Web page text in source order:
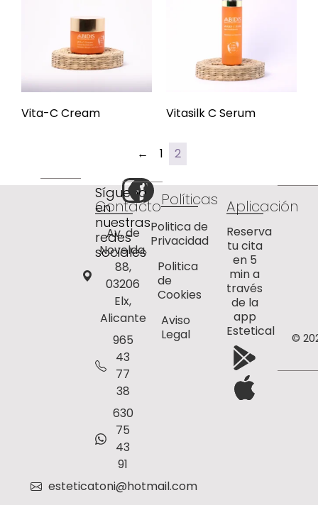
Vita-C Cream Vitasilk C Serum
← 1 2
Síguenos
en
nuestras
redes
sociales
Contacto
Av. de
Novelda,
88,
03206
Elx,
Alicante
965
43
77
38
630
75
43
91
esteticatoni@hotmail.com
Políticas
Politica de
Privacidad
Politica
de
Cookies
Aviso
Legal
Aplicación
Reserva
tu cita
en 5
min a
través
de la
app
Estetical
©